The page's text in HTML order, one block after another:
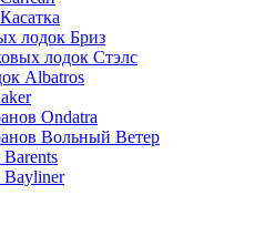
лодок Бриз
лодок Стэлс
Albatros
Ondatra
Вольный Ветер
Barents
Bayliner